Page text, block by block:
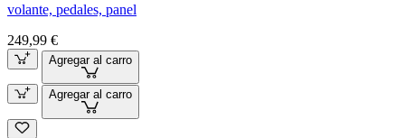
volante, pedales, panel
249,99 €
Agregar al carro
Agregar al carro